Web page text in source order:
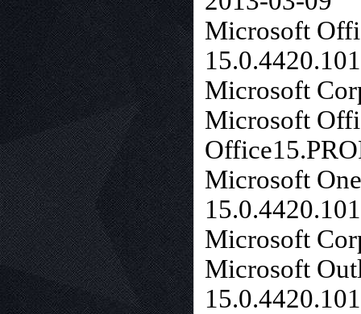
Microsoft
Microsoft
Microsoft
Microsoft
Microsoft
Microsoft